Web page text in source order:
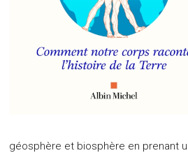
géosphère et biosphère en prenant